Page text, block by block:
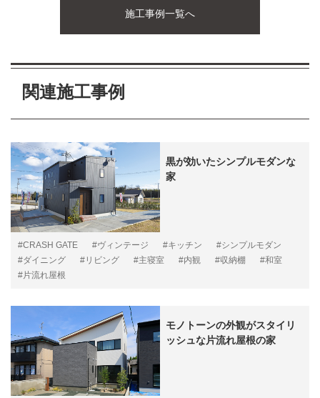
施工事例一覧へ
関連施工事例
黒が効いたシンプルモダンな
家
#CRASH GATE #ヴィンテージ #キッチン
#シンプルモダン
#ダイニング
#リビング #主寝室 #内観 #収納棚
#和室
#片流れ屋根
モノトーンの外観がスタイリ
ッシュな片流れ屋根の家